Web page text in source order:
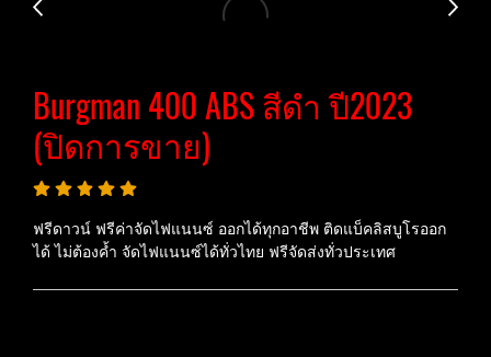
Burgman 400 ABS สีดำ ปี2023
(ปิดการขาย)
ฟรีดาวน์ ฟรีค่าจัดไฟแนนซ์ ออกได้ทุกอาชีพ ติดแบ็คลิสบูโรออก
ได้ ไม่ต้องค้ำ จัดไฟแนนซ์ได้ทั่วไทย ฟรีจัดส่งทั่วประเทศ